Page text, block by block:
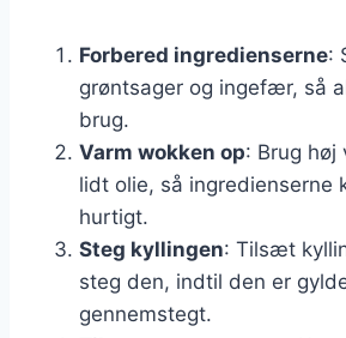
Forbered ingredienserne:
grøntsager og ingefær, så
brug.
Varm wokken op: Brug
lidt olie, så ingredienserne
hurtigt.
Steg kyllingen: Tilsæt
steg den, indtil den er
gennemstegt.